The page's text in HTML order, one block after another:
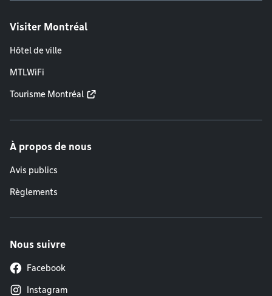
Visiter Montréal
Hôtel de ville
MTLWiFi
Tourisme Montréal
À propos de nous
Avis publics
Règlements
Nous suivre
Facebook
Instagram